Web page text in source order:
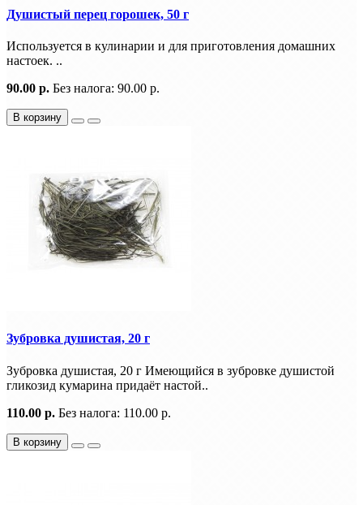
Душистый перец горошек, 50 г
Используется в кулинарии и для приготовления домашних
настоек. ..
90.00 р. Без налога: 90.00 р.
В корзину
Зубровка душистая, 20 г
Зубровка душистая, 20 г Имеющийся в зубровке душистой
гликозид кумарина придаёт настой..
110.00 р. Без налога: 110.00 р.
В корзину